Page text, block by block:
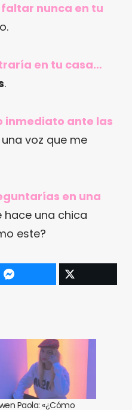
faltar nunca en tu
en tu casa…
.
inmediato ante las
voz que me
en una
hace una chica
este?
Paola: «¿Cómo